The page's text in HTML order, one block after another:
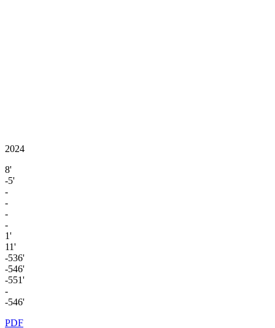
2024
8'
-5'
-
-
-
-
1'
11'
-536'
-546'
-551'
-
-546'
PDF